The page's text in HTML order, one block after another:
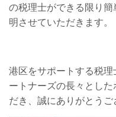
の税理士ができる限り
明させていただきます。
港区をサポートする税
ートナーズの長々とし
だき、誠にありがとうご